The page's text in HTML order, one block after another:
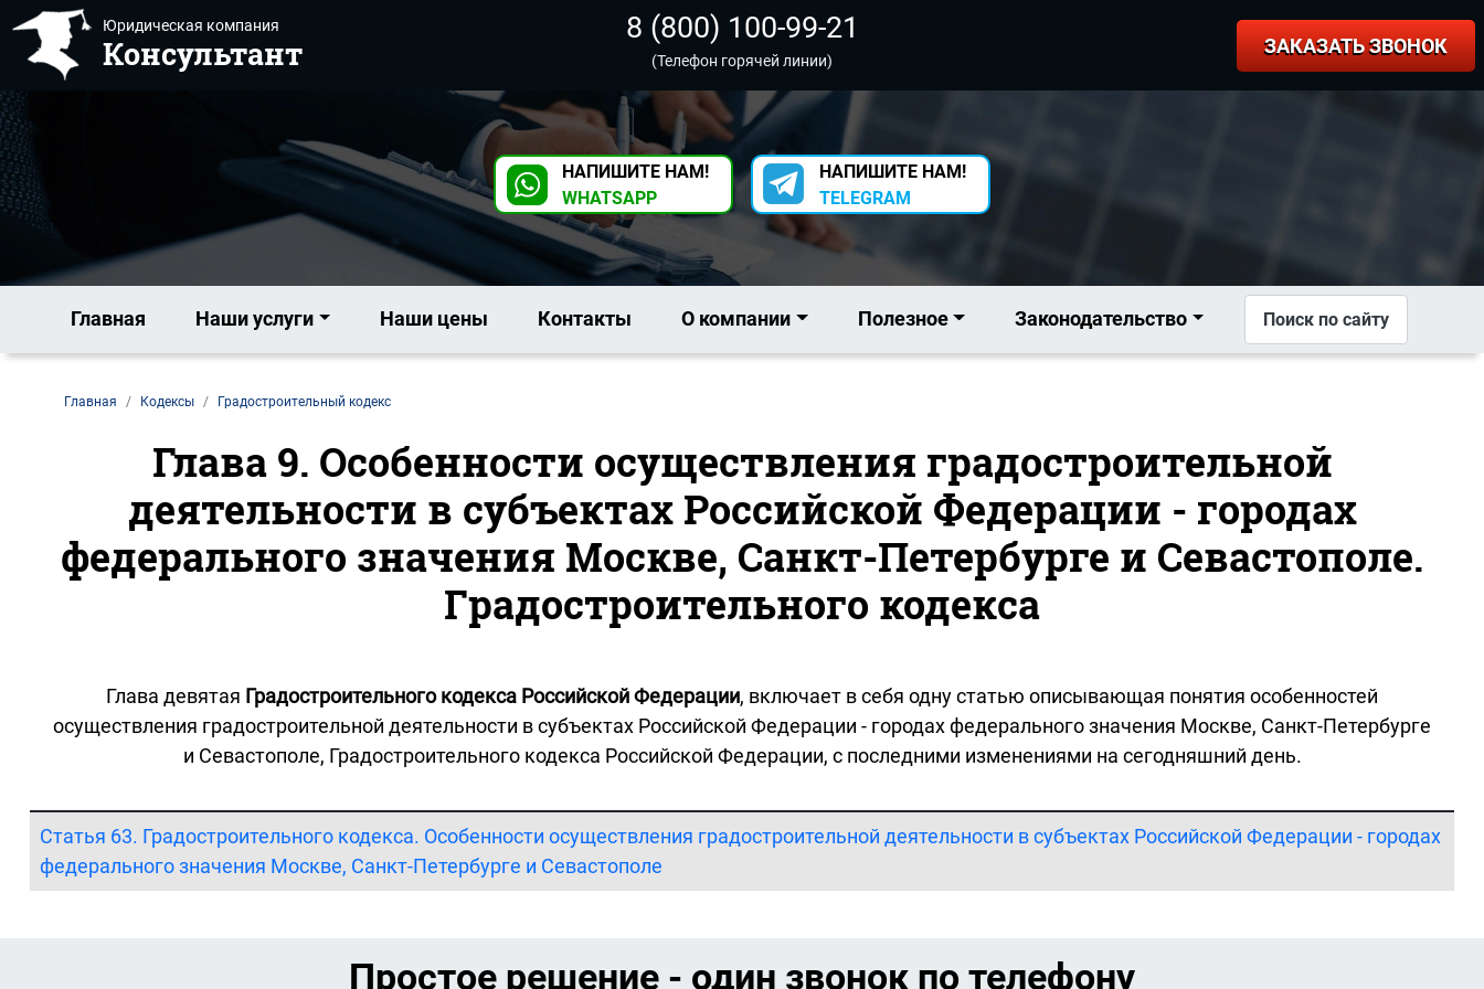
Юридическая компания
Консультант
8 (800) 100-99-21
(Телефон горячей линии)
ЗАКАЗАТЬ ЗВОНОК
НАПИШИТЕ НАМ!
WHATSAPP
НАПИШИТЕ НАМ!
TELEGRAM
Главная Наши услуги Наши цены Контакты О компании Полезное Законодательство Поиск по сайту
Главная Кодексы Градостроительный кодекс
Глава 9. Особенности осуществления градостроительной
деятельности в субъектах Российской Федерации - городах
федерального значения Москве, Санкт-Петербурге и Севастополе.
Градостроительного кодекса
Глава девятая Градостроительного кодекса Российской Федерации, включает в себя одну статью описывающая понятия особенностей
осуществления градостроительной деятельности в субъектах Российской Федерации - городах федерального значения Москве, Санкт-Петербурге
и Севастополе, Градостроительного кодекса Российской Федерации, с последними изменениями на сегодняшний день.
Статья 63. Градостроительного кодекса. Особенности осуществления градостроительной деятельности в субъектах Российской Федерации - городах
федерального значения Москве, Санкт-Петербурге и Севастополе
Простое решение - один звонок по телефону